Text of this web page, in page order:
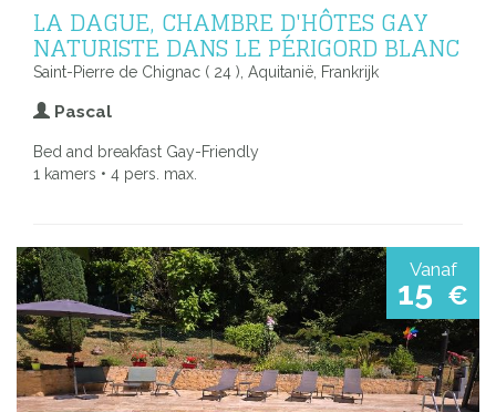
LA DAGUE, CHAMBRE D'HÔTES GAY
NATURISTE DANS LE PÉRIGORD BLANC
Saint-Pierre de Chignac ( 24 ), Aquitanië, Frankrijk
Pascal
Bed and breakfast Gay-Friendly
1 kamers • 4 pers. max.
Vanaf
15 €